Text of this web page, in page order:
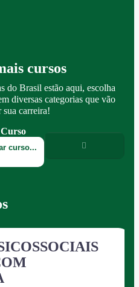
cursos
do Brasil estão aqui, escolha
diversas categorias que vão
sua carreira!